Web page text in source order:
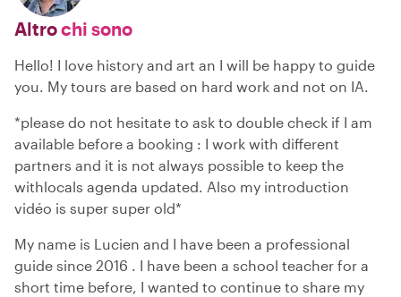
Altrochi sono
Hello! I love history and art an I will be happy to guide
you. My tours are based on hard work and not on IA.
*please do not hesitate to ask to double check if I am
available before a booking : I work with different
partners and it is not always possible to keep the
withlocals agenda updated. Also my introduction
vidéo is super super old*
My name is Lucien and I have been a professional
guide since 2016 . I have been a school teacher for a
short time before, I wanted to continue to share my